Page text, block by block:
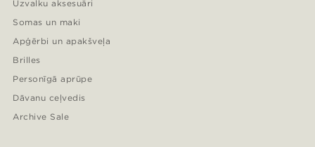
Uzvalku aksesuāri
Somas un maki
Apģērbi un apakšveļa
Brilles
Personīgā aprūpe
Dāvanu ceļvedis
Archive Sale